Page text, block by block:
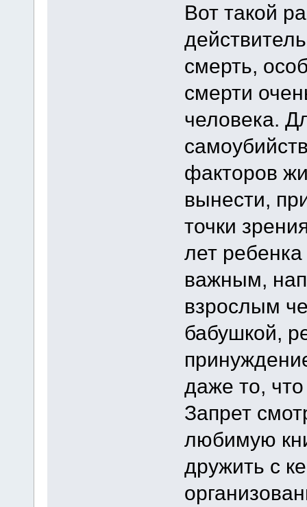
Вот такой
смерть,
смерти
человека.
факторов
вынести,
точки
лет
важным,
взрослым
бабушкой,
даже то,
Запрет
любимую
дружить с